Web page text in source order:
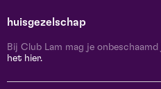
huisgezelschap
Bij Club Lam mag je
het hier.